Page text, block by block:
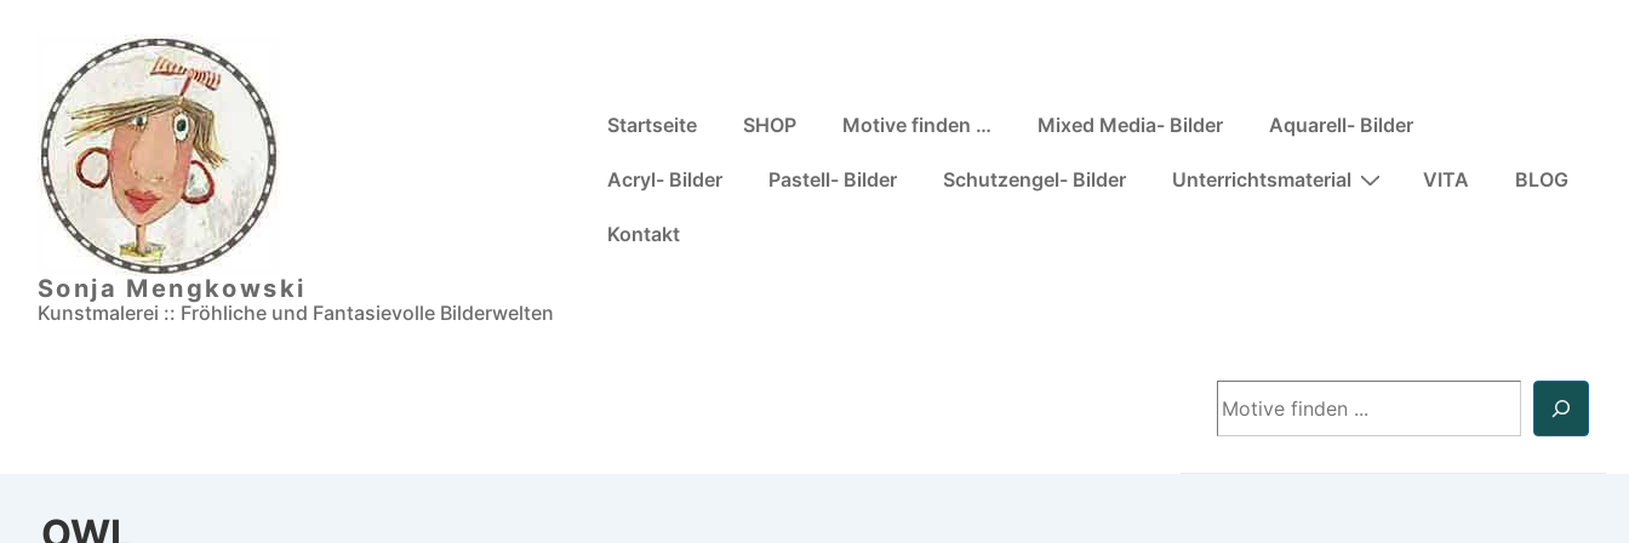
Sonja Mengkowski
Kunstmalerei :: Fröhliche und Fantasievolle Bilderwelten
Hauptnavigation
Startseite SHOP Motive finden … Mixed Media- Bilder Aquarell- Bilder
Acryl- Bilder Pastell- Bilder Schutzengel- Bilder Unterrichtsmaterial VITA BLOG
Kontakt